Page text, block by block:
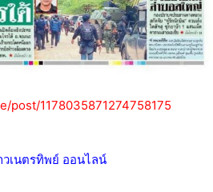
post/1178035871274758175
เนตรทิพย์ ออนไลน์